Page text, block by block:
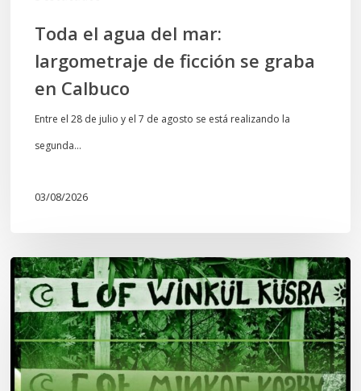
Toda el agua del mar:
largometraje de ficción se graba
en Calbuco
Entre el 28 de julio y el 7 de agosto se está realizando la
segunda…
03/08/2026
Lof
Winkül
Küsra
convoca
a